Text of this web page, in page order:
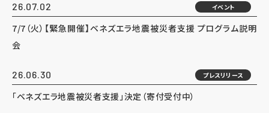
26.07.02 イベント
7/7（火）【緊急開催】ベネズエラ地震被災者支援 プログラム説明
会
26.06.30 プレスリリース
「ベネズエラ地震被災者支援」決定（寄付受付中）